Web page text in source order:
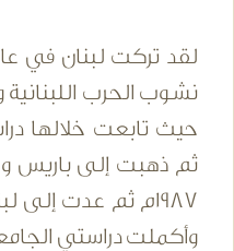
نشوب الحرب
حيث تابعت خلالها
ثم ذهبت إلى باريس
1987م ثم عدت إلى
وأكملت دراستي